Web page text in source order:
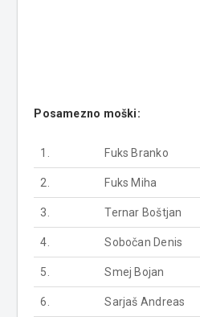
Posamezno moški:
1. Fuks Branko
2. Fuks Miha
3. Ternar Boštjan
4. Sobočan Denis
5. Smej Bojan
6. Sarjaš Andreas